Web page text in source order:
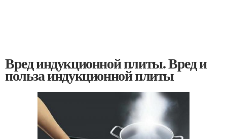
Вред индукционной плиты. Вред и
польза индукционной плиты